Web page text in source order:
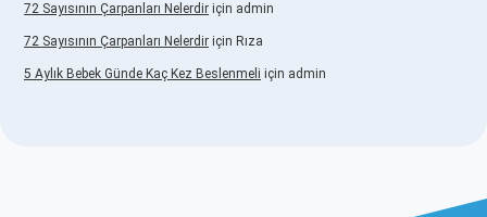
72 Sayısının Çarpanları Nelerdir için admin
72 Sayısının Çarpanları Nelerdir için Rıza
5 Aylık Bebek Günde Kaç Kez Beslenmeli için admin